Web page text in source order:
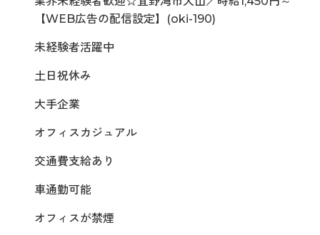
【WEB広告の配信設定】(oki-190)
未経験者活躍中
土日祝休み
大手企業
オフィスカジュアル
交通費支給あり
車通勤可能
オフィスが禁煙